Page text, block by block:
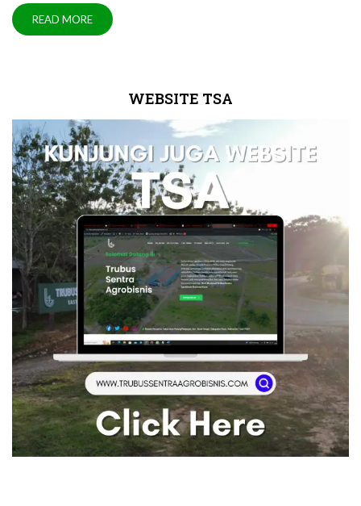
READ MORE
WEBSITE TSA